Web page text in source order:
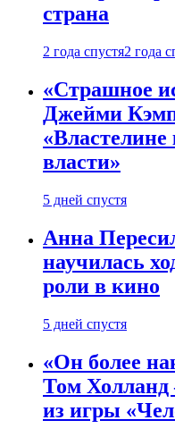
страна
2 года спустя2 года
«Страшное
Джейми
власти»
5 дней спустя
Анна
научилась
роли в кино
5 дней спустя
«Он более
Том
из игры